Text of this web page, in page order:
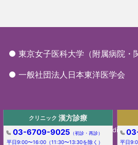
東京女子医科大学（附属病院・
一般社団法人日本東洋医学会
Copyright (c) Tokyo Women’s Medical
reserved.
クリニック 漢方診療
03-6709-9025 （初診・再診）
平日9:00〜16:00（11:30〜13:30を除く） 平日